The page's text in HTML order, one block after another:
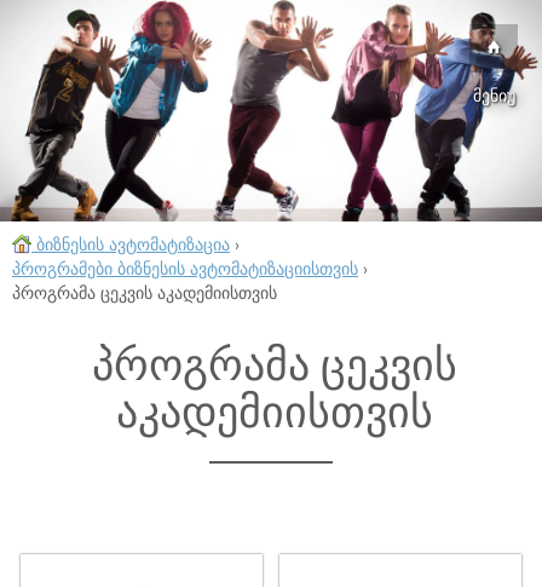
მენიუ
ბიზნესის ავტომატიზაცია ›
პროგრამები ბიზნესის ავტომატიზაციისთვის ›
პროგრამა ცეკვის აკადემიისთვის
პროგრამა ცეკვის
აკადემიისთვის